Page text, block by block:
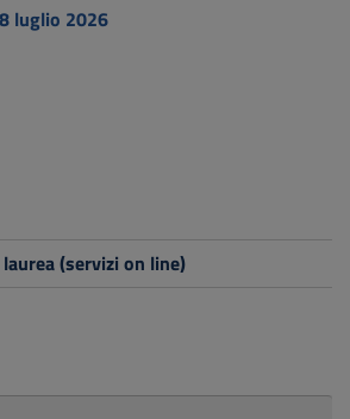
luglio 2026
(servizi on line)